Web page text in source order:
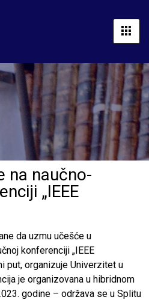
na naučno-
„IEEE
da uzmu učešće u
konferenciji „IEEE
put, organizuje Univerzitet u
je organizovana u hibridnom
godine – održava se u Splitu